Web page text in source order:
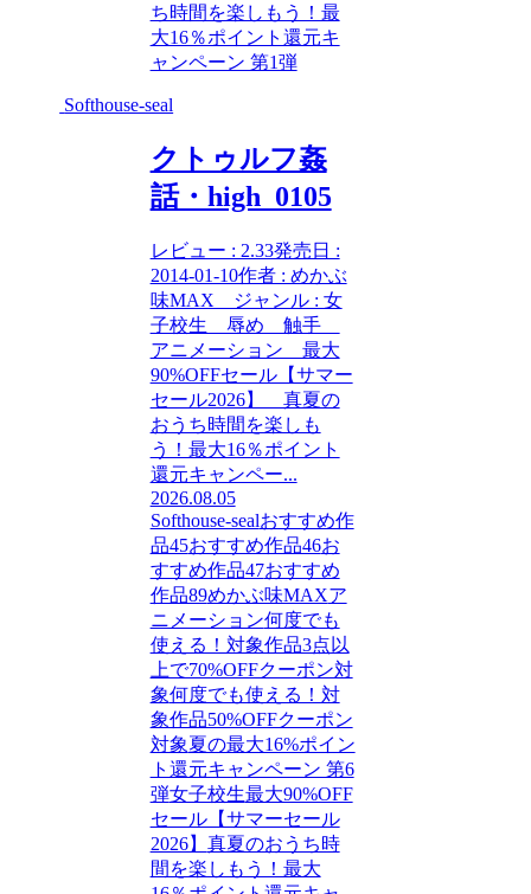
ち時間を楽しもう！最
大16％ポイント還元キ
ャンペーン 第1弾
Softhouse-seal
クトゥルフ姦
話・high_0105
レビュー : 2.33発売日 :
2014-01-10作者 : めかぶ
味MAX ジャンル : 女
子校生 辱め 触手
アニメーション 最大
90%OFFセール【サマー
セール2026】 真夏の
おうち時間を楽しも
う！最大16％ポイント
還元キャンペー...
2026.08.05
Softhouse-sealおすすめ作
品45おすすめ作品46お
すすめ作品47おすすめ
作品89めかぶ味MAXア
ニメーション何度でも
使える！対象作品3点以
上で70%OFFクーポン対
象何度でも使える！対
象作品50%OFFクーポン
対象夏の最大16%ポイン
ト還元キャンペーン 第6
弾女子校生最大90%OFF
セール【サマーセール
2026】 真夏のおうち時
間を楽しもう！最大